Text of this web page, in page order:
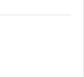
0